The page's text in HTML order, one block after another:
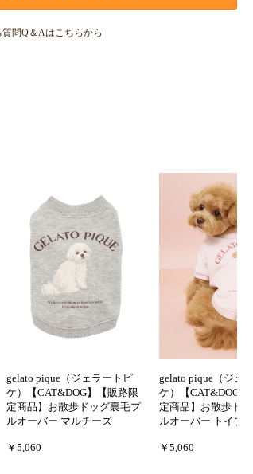
質問Q＆Aはこちらから
gelato pique（ジェラートピ
ケ）【CAT&DOG】【販路限
定商品】お散歩ドッグ裏毛プ
ルオーバー マルチーズ
￥5,060
gelato pique（ジェ
ケ）【CAT&DOG】
定商品】お散歩ド
ルオーバー トイプ
￥5,060